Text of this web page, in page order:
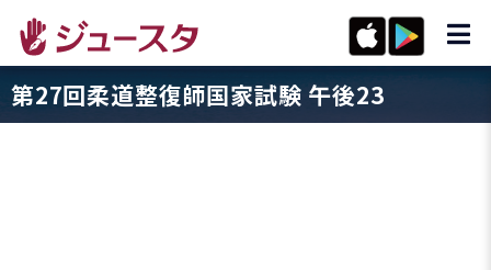
第27回柔道整復師国家試験 午後23